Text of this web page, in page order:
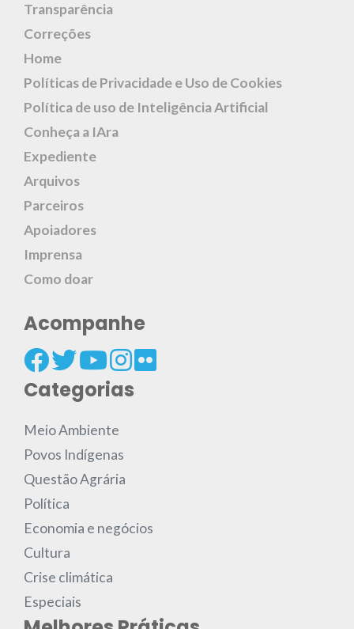
Transparência
Correções
Home
Políticas de Privacidade e Uso de Cookies
Política de uso de Inteligência Artificial
Conheça a IAra
Expediente
Arquivos
Parceiros
Apoiadores
Imprensa
Como doar
Acompanhe
Categorias
Meio Ambiente
Povos Indígenas
Questão Agrária
Política
Economia e negócios
Cultura
Crise climática
Especiais